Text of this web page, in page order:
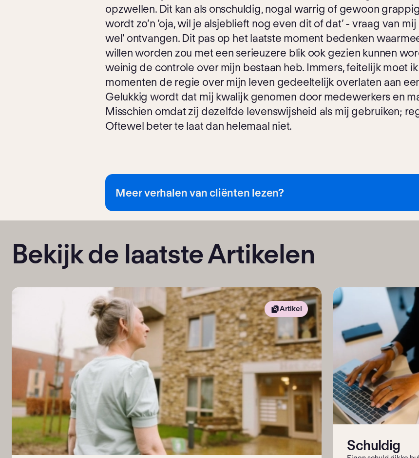
opzwellen. Dit kan als onschuldig, nogal warrig of gewoon
wordt zo’n ‘oja, wil je alsjeblieft nog even dit of dat’ - vraag van
wel’ ontvangen. Dit pas op het laatste moment bedenken
willen worden zou met een serieuzere blik ook gezien kunnen
weinig de controle over mijn bestaan heb. Immers, feitelijk moet
momenten de regie over mijn leven gedeeltelijk overlaten aan een
Gelukkig wordt dat mij kwalijk genomen door medewerkers en
Misschien omdat zij dezelfde levenswijsheid als mij gebruiken;
Oftewel beter te laat dan helemaal niet.
Meer verhalen van cliënten lezen?
Bekijk de laatste Artikelen
Artikel
Schuldig